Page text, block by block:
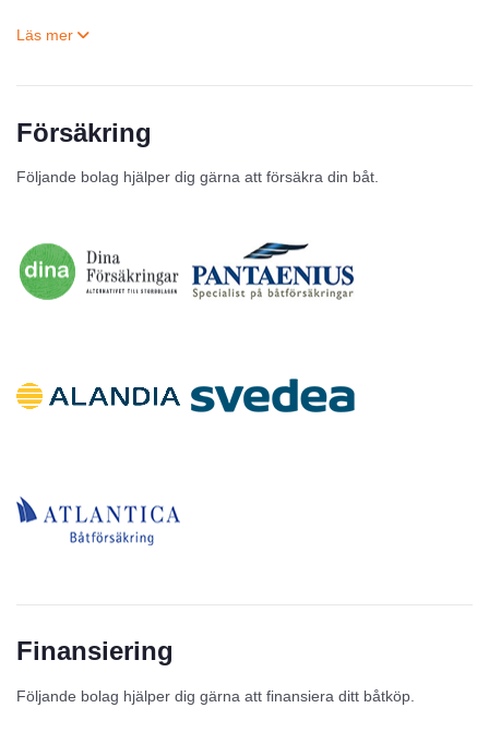
Försäkring
Följande bolag hjälper dig gärna att försäkra din båt.
Finansiering
Följande bolag hjälper dig gärna att finansiera ditt båtköp.